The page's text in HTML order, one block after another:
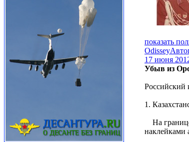
показать
Оdissey
17 июня
Убыв из
Российский
1.
На
наклейками